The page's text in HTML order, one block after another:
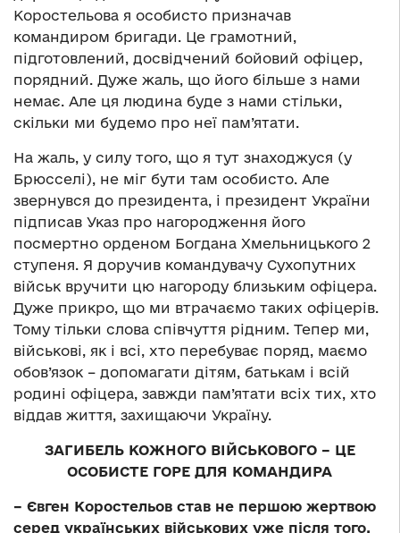
Коростельова я особисто призначав
командиром бригади. Це грамотний,
підготовлений, досвідчений бойовий офіцер,
порядний. Дуже жаль, що його більше з нами
немає. Але ця людина буде з нами стільки,
скільки ми будемо про неї пам’ятати.
На жаль, у силу того, що я тут знаходжуся (у
Брюсселі), не міг бути там особисто. Але
звернувся до президента, і президент України
підписав Указ про нагородження його
посмертно орденом Богдана Хмельницького 2
ступеня. Я доручив командувачу Сухопутних
військ вручити цю нагороду близьким офіцера.
Дуже прикро, що ми втрачаємо таких офіцерів.
Тому тільки слова співчуття рідним. Тепер ми,
військові, як і всі, хто перебуває поряд, маємо
обов’язок – допомагати дітям, батькам і всій
родині офіцера, завжди пам’ятати всіх тих, хто
віддав життя, захищаючи Україну.
ЗАГИБЕЛЬ КОЖНОГО ВІЙСЬКОВОГО – ЦЕ
ОСОБИСТЕ ГОРЕ ДЛЯ КОМАНДИРА
– Євген Коростельов став не першою жертвою
серед українських військових уже після того,